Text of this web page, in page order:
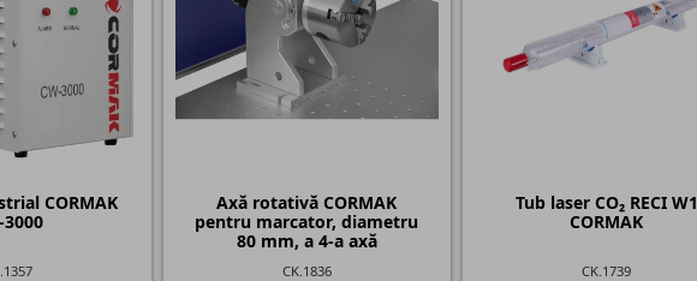
CORMAK
3000
Axă rotativă CORMAK
pentru marcator, diametru
80 mm, a 4-a axă
CK.1836
Tub laser CO₂ RECI W1
CORMAK
CK.1739